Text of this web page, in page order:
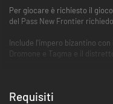
Per giocare è richiesto il
del Pass New Frontier
Include l'impero bizantino
Dromone e Tagma e il
Abilità esclusiva della
Forza di combattimento
convertita alla religione
Requisiti